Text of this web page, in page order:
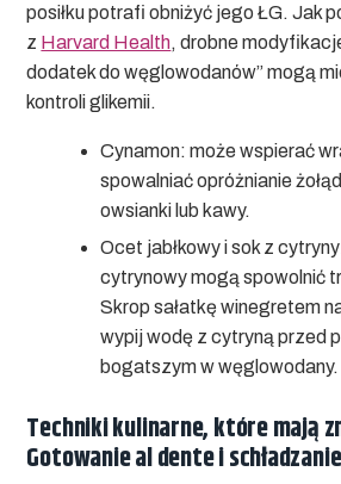
posiłku potrafi obniżyć jego ŁG. Jak
z Harvard Health, drobne
dodatek do węglowodanów” mogą
kontroli glikemii.
Cynamon: może wspierać
spowalniać opróżnianie
owsianki lub kawy.
Ocet jabłkowy i sok z
cytrynowy mogą spowolnić
Skrop sałatkę winegretem
wypij wodę z cytryną przed
bogatszym w węglowodany.
Techniki kulinarne, które mają
Gotowanie al dente i